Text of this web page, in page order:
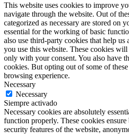
This website uses cookies to improve
navigate through the website. Out of
categorized as necessary are stored on
essential for the working of basic
also use third-party cookies that help us
you use this website. These cookies
only with your consent. You also have
cookies. But opting out of some of
browsing experience.
Necessary
Necessary
Siempre activado
Necessary cookies are absolutely
function properly. These cookies
security features of the website,